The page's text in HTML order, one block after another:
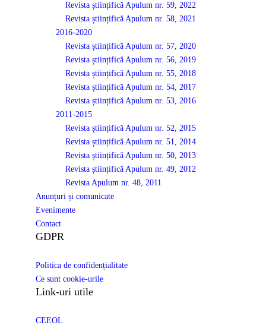
Revista științifică Apulum nr. 59, 2022
Revista științifică Apulum nr. 58, 2021
2016-2020
Revista științifică Apulum nr. 57, 2020
Revista științifică Apulum nr. 56, 2019
Revista științifică Apulum nr. 55, 2018
Revista științifică Apulum nr. 54, 2017
Revista științifică Apulum nr. 53, 2016
2011-2015
Revista științifică Apulum nr. 52, 2015
Revista științifică Apulum nr. 51, 2014
Revista științifică Apulum nr. 50, 2013
Revista științifică Apulum nr. 49, 2012
Revista Apulum nr. 48, 2011
Anunțuri și comunicate
Evenimente
Contact
GDPR
Politica de confidențialitate
Ce sunt cookie-urile
Link-uri utile
CEEOL